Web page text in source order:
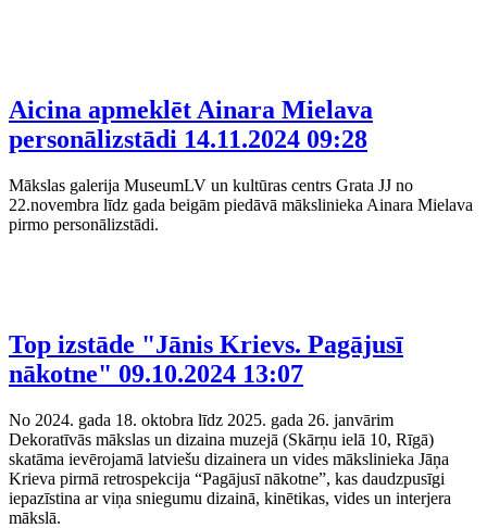
Aicina apmeklēt Ainara Mielava
personālizstādi 14.11.2024 09:28
Mākslas galerija MuseumLV un kultūras centrs Grata JJ no
22.novembra līdz gada beigām piedāvā mākslinieka Ainara Mielava
pirmo personālizstādi.
Top izstāde "Jānis Krievs. Pagājusī
nākotne" 09.10.2024 13:07
No 2024. gada 18. oktobra līdz 2025. gada 26. janvārim
Dekoratīvās mākslas un dizaina muzejā (Skārņu ielā 10, Rīgā)
skatāma ievērojamā latviešu dizainera un vides mākslinieka Jāņa
Krieva pirmā retrospekcija “Pagājusī nākotne”, kas daudzpusīgi
iepazīstina ar viņa sniegumu dizainā, kinētikas, vides un interjera
mākslā.